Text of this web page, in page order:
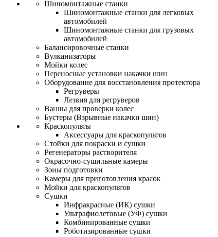
Шиномонтажные станки
Шиномонтажные станки для легковых
автомобилей
Шиномонтажные станки для грузовых
автомобилей
Балансировочные станки
Вулканизаторы
Мойки колес
Переносные установки накачки шин
Оборудование для восстановления протектора
Регруверы
Лезвия для регруверов
Ванны для проверки колес
Бустеры (Взрывные накачки шин)
Краскопульты
Аксессуары для краскопультов
Стойки для покраски и сушки
Регенераторы растворителя
Окрасочно-сушильные камеры
Зоны подготовки
Камеры для приготовления красок
Мойки для краскопультов
Сушки
Инфракрасные (ИК) сушки
Ультрафиолетовые (УФ) сушки
Комбинированные сушки
Роботизированные сушки